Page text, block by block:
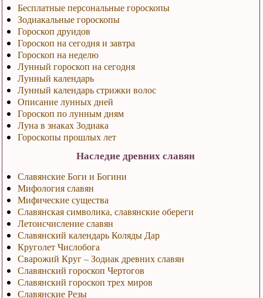
Бесплатные персональные гороскопы
Зодиакальные гороскопы
Гороскоп друидов
Гороскоп на сегодня и завтра
Гороскоп на неделю
Лунный гороскоп на сегодня
Лунный календарь
Лунный календарь стрижки волос
Описание лунных дней
Гороскоп по лунным дням
Луна в знаках Зодиака
Гороскопы прошлых лет
Наследие древних славян
Славянские Боги и Богини
Мифология славян
Мифические существа
Славянская символика, славянские обереги
Летоисчисление славян
Славянский календарь Коляды Дар
Круголет Числобога
Сварожий Круг – Зодиак древних славян
Славянский гороскоп Чертогов
Славянский гороскоп трех миров
Славянские Резы